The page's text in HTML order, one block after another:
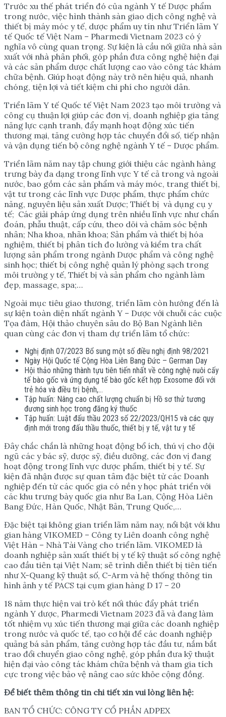
Trước xu thế phát triển đó của ngành Y tế Dược phẩm
trong nước, việc hình thành sàn giao dịch công nghệ và
thiết bị máy móc y tế, dược phẩm uy tín như Triển lãm Y
tế Quốc tế Việt Nam – Pharmedi Vietnam 2023 có ý
nghĩa vô cùng quan trọng. Sự kiện là cầu nối giữa nhà sản
xuất với nhà phân phối, góp phần đưa công nghệ hiện đại
và các sản phẩm dược chất lượng cao vào công tác khám
chữa bệnh. Giúp hoạt động này trở nên hiệu quả, nhanh
chóng, tiện lợi và tiết kiệm chi phí cho người dân.
Triển lãm Y tế Quốc tế Việt Nam 2023 tạo môi trường và
công cụ thuận lợi giúp các đơn vị, doanh nghiệp gia tăng
năng lực cạnh tranh, đẩy mạnh hoạt động xúc tiến
thương mại, tăng cường hợp tác chuyển đổi số, tiếp nhận
và vận dụng tiến bộ công nghệ ngành Y tế – Dược phẩm.
Triển lãm năm nay tập chung giới thiệu các ngành hàng
trưng bày đa dạng trong lĩnh vực Y tế cả trong và ngoài
nước, bao gồm các sản phẩm và máy móc, trang thiết bị,
vật tư trong các lĩnh vực Dược phẩm, thực phẩm chức
năng, nguyên liệu sản xuất Dược; Thiết bị và dụng cụ y
tế; Các giải pháp ứng dụng trên nhiều lĩnh vực như chẩn
đoán, phẫu thuật, cấp cứu, theo dõi và chăm sóc bệnh
nhân; Nha khoa, nhãn khoa; Sản phẩm và thiết bị hóa
nghiệm, thiết bị phân tích đo lường và kiểm tra chất
lượng sản phẩm trong ngành Dược phẩm và công nghệ
sinh học; thiết bị công nghệ quản lý phòng sạch trong
môi trường y tế, Thiết bị và sản phẩm cho ngành làm
đẹp, massage, spa;…
Ngoài mục tiêu giao thương, triển lãm còn hướng đến là
sự kiện toàn diện nhất ngành Y – Dược với chuỗi các cuộc
Tọa đàm, Hội thảo chuyên sâu do Bộ Ban Ngành liên
quan cùng các đơn vị tham dự triển lãm tổ chức:
Nghị định 07/2023 Bổ sung một số điều nghị định 98/2021
Ngày Hội Quốc tế Cộng Hòa Liên Bang Đức – German Day
Hội thảo những thành tựu tiên tiến nhất về công nghệ nuôi cấy
tế bào gốc và ứng dụng tế bào gốc kết hợp Exosome đối với
trẻ hóa và điều trị bệnh,…
Tập huấn: Nâng cao chất lượng chuẩn bị Hồ sơ thử tương
đương sinh học trong đăng ký thuốc
Tập huấn: Luật đấu thầu 2023 số 22/2023/QH15 và các quy
định mới trong đấu thầu thuốc, thiết bị y tế, vật tư y tế
Đây chắc chắn là những hoạt động bổ ích, thú vị cho đội
ngũ các y bác sỹ, dược sỹ, điều dưỡng, các đơn vị đang
hoạt động trong lĩnh vực dược phẩm, thiết bị y tế. Sự
kiện đã nhận được sự quan tâm đặc biệt từ các Doanh
nghiệp đến từ các quốc gia có nền y học phát triển với
các khu trưng bày quốc gia như Ba Lan, Cộng Hòa Liên
Bang Đức, Hàn Quốc, Nhật Bản, Trung Quốc,…
Đặc biệt tại không gian triển lãm năm nay, nổi bật với khu
gian hàng VIKOMED – Công ty Liên doanh công nghệ
Việt Hàn – Nhà Tài Vàng cho triển lãm. VIKOMED là
doanh nghiệp sản xuất thiết bị y tế kỹ thuật số công nghệ
cao đầu tiên tại Việt Nam; sẽ trình diễn thiết bị tiên tiến
như X-Quang kỹ thuật số, C-Arm và hệ thống thông tin
hình ảnh y tế PACS tại cụm gian hàng D 17 – 20
18 năm thực hiện vai trò kết nối thúc đẩy phát triển
ngành Y dược, Pharmedi Vietnam 2023 đã và đang làm
tốt nhiệm vụ xúc tiến thương mại giữa các doanh nghiệp
trong nước và quốc tế, tạo cơ hội để các doanh nghiệp
quảng bá sản phẩm, tăng cường hợp tác đầu tư, nắm bắt
trao đổi chuyển giao công nghệ, góp phần đưa kỹ thuật
hiện đại vào công tác khám chữa bệnh và tham gia tích
cực trong việc bảo vệ nâng cao sức khỏe cộng đồng.
Để biết thêm thông tin chi tiết xin vui lòng liên hệ:
BAN TỔ CHỨC: CÔNG TY CỔ PHẦN ADPEX